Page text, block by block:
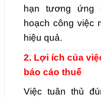
hạn tương ứng
hoạch công việc
hiệu quả.
2. Lợi ích của
báo cáo thuế
Việc tuân thủ